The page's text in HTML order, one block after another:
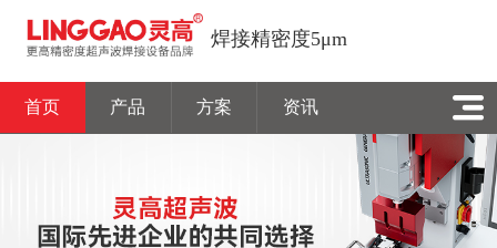
焊接精密度5μm
首页 产品 方案 资讯